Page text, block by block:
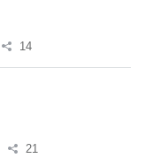
14
21